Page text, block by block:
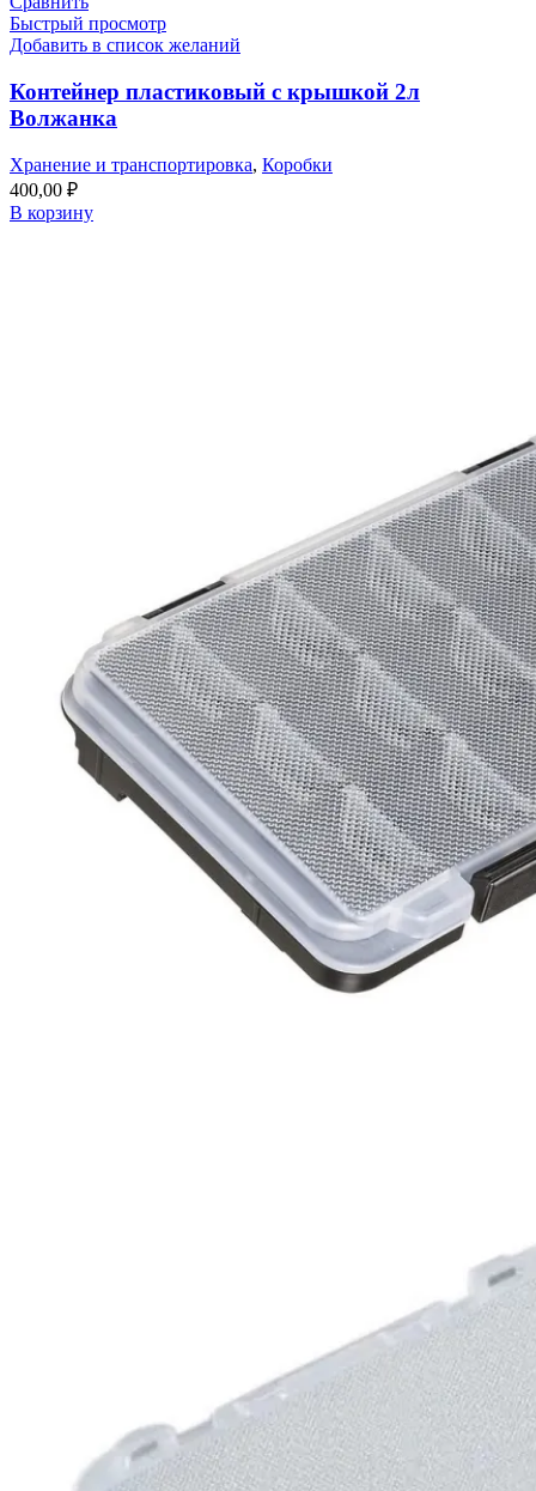
Быстрый просмотр
Добавить в список желаний
Контейнер пластиковый с крышкой 2л
Волжанка
Хранение и транспортировка, Коробки
400,00 ₽
В корзину